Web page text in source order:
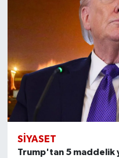
SİYASET
Trump'tan 5 maddelik